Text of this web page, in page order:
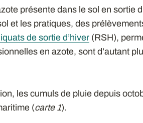
présente dans le sol en sortie
et les pratiques, des
de sortie d’hiver(RSH),
en azote, sont d’autant
les cumuls de pluie depuis
(carte 1).